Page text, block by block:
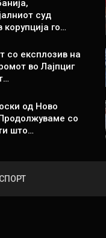
суд
корупција го…
со експлозив на
во Лајпциг
од Ново
со
што…
СПОРТ